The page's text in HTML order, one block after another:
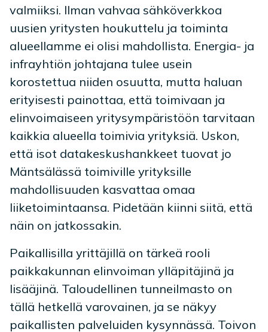
valmiiksi. Ilman vahvaa sähköverkkoa
uusien yritysten houkuttelu ja toiminta
alueellamme ei olisi mahdollista. Energia- ja
infrayhtiön johtajana tulee usein
korostettua niiden osuutta, mutta haluan
erityisesti painottaa, että toimivaan ja
elinvoimaiseen yritysympäristöön tarvitaan
kaikkia alueella toimivia yrityksiä. Uskon,
että isot datakeskushankkeet tuovat jo
Mäntsälässä toimiville yrityksille
mahdollisuuden kasvattaa omaa
liiketoimintaansa. Pidetään kiinni siitä, että
näin on jatkossakin.
Paikallisilla yrittäjillä on tärkeä rooli
paikkakunnan elinvoiman ylläpitäjinä ja
lisääjinä. Taloudellinen tunneilmasto on
tällä hetkellä varovainen, ja se näkyy
paikallisten palveluiden kysynnässä. Toivon